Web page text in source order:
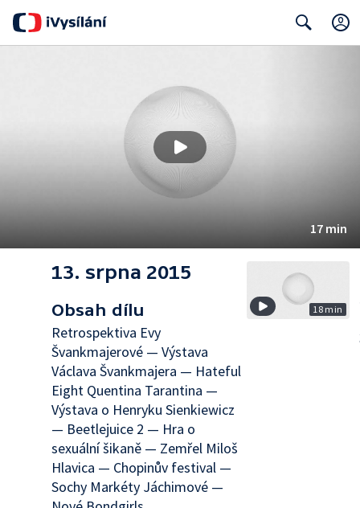
17 min
13. srpna 2015
Obsah dílu
Retrospektiva Evy
Švankmajerové — Výstava
Václava Švankmajera — Hateful
Eight Quentina Tarantina —
Výstava o Henryku Sienkiewicz
— Beetlejuice 2 — Hra o
sexuální šikaně — Zemřel Miloš
Hlavica — Chopinův festival —
Sochy Markéty Jáchimové —
18 min